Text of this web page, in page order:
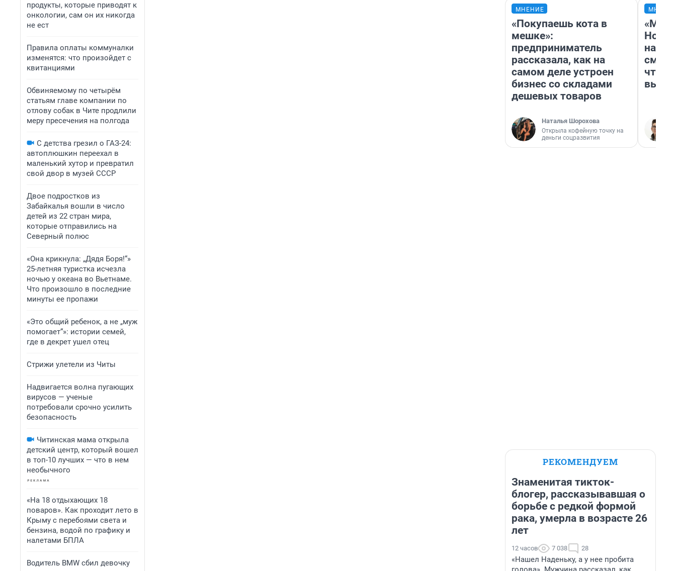
продукты, которые приводят к
онкологии, сам он их никогда
не ест
Правила оплаты коммуналки
изменятся: что произойдет с
квитанциями
Обвиняемому по четырём
статьям главе компании по
отлову собак в Чите продлили
меру пресечения на полгода
С детства грезил о ГАЗ-24:
автоплюшкин переехал в
маленький хутор и превратил
свой двор в музей СССР
Двое подростков из
Забайкалья вошли в число
детей из 22 стран мира,
которые отправились на
Северный полюс
«Она крикнула: „Дядя Боря!“»
25-летняя туристка исчезла
ночью у океана во Вьетнаме.
Что произошло в последние
минуты ее пропажи
«Это общий ребенок, а не „муж
помогает“»: истории семей,
где в декрет ушел отец
Стрижи улетели из Читы
Надвигается волна пугающих
вирусов — ученые
потребовали срочно усилить
безопасность
Читинская мама открыла
детский центр, который вошел
в топ-10 лучших — что в нем
необычного
«На 18 отдыхающих 18
поваров». Как проходит лето в
Крыму с перебоями света и
бензина, водой по графику и
налетами БПЛА
Водитель BMW сбил девочку
МНЕНИЕ
«Покупаешь кота в
мешке»:
предприниматель
рассказала, как на
самом деле устроен
бизнес со складами
дешевых товаров
Наталья Шорохова
Открыла кофейную точку на
деньги соцразвития
«Мы
РЕКОМЕНДУЕМ
Знаменитая тикток-
блогер, рассказывавшая о
борьбе с редкой формой
рака, умерла в возрасте 26
лет
12 часов 7 038 28
«Нашел Наденьку, а у нее пробита